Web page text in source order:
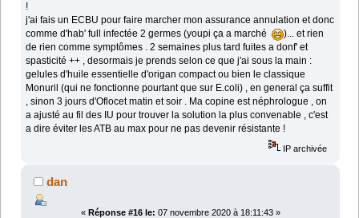
!
j'ai fais un ECBU pour faire marcher mon assurance annulation et donc
comme d'hab' full infectée 2 germes (youpi ça a marché
)... et rien
de rien comme symptômes . 2 semaines plus tard fuites a donf' et
spasticité ++ , desormais je prends selon ce que j'ai sous la main :
gelules d'huile essentielle d'origan compact ou bien le classique
Monuril (qui ne fonctionne pourtant que sur E.coli) , en general ça suffit
, sinon 3 jours d'Oflocet matin et soir . Ma copine est néphrologue , on
a ajusté au fil des IU pour trouver la solution la plus convenable , c'est
a dire éviter les ATB au max pour ne pas devenir résistante !
IP archivée
dan
« Réponse #16 le: 07 novembre 2020 à 18:11:43 »